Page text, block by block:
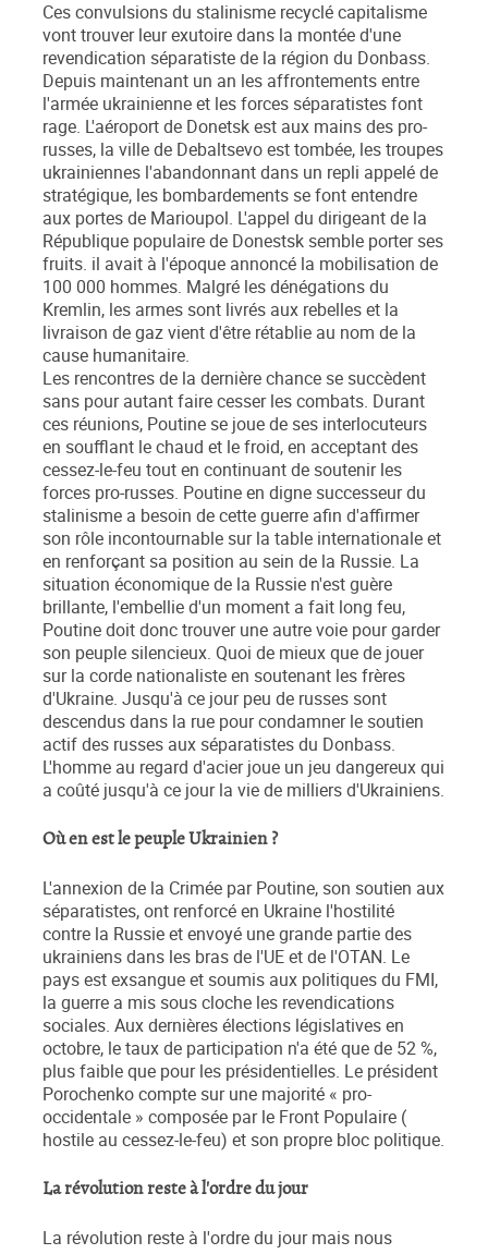
Ces convulsions du stalinisme recyclé capitalisme
vont trouver leur exutoire dans la montée d'une
revendication séparatiste de la région du Donbass.
Depuis maintenant un an les affrontements entre
l'armée ukrainienne et les forces séparatistes font
rage. L'aéroport de Donetsk est aux mains des pro-
russes, la ville de Debaltsevo est tombée, les troupes
ukrainiennes l'abandonnant dans un repli appelé de
stratégique, les bombardements se font entendre
aux portes de Marioupol. L'appel du dirigeant de la
République populaire de Donestsk semble porter ses
fruits. il avait à l'époque annoncé la mobilisation de
100 000 hommes. Malgré les dénégations du
Kremlin, les armes sont livrés aux rebelles et la
livraison de gaz vient d'être rétablie au nom de la
cause humanitaire.
Les rencontres de la dernière chance se succèdent
sans pour autant faire cesser les combats. Durant
ces réunions, Poutine se joue de ses interlocuteurs
en soufflant le chaud et le froid, en acceptant des
cessez-le-feu tout en continuant de soutenir les
forces pro-russes. Poutine en digne successeur du
stalinisme a besoin de cette guerre afin d'affirmer
son rôle incontournable sur la table internationale et
en renforçant sa position au sein de la Russie. La
situation économique de la Russie n'est guère
brillante, l'embellie d'un moment a fait long feu,
Poutine doit donc trouver une autre voie pour garder
son peuple silencieux. Quoi de mieux que de jouer
sur la corde nationaliste en soutenant les frères
d'Ukraine. Jusqu'à ce jour peu de russes sont
descendus dans la rue pour condamner le soutien
actif des russes aux séparatistes du Donbass.
L'homme au regard d'acier joue un jeu dangereux qui
a coûté jusqu'à ce jour la vie de milliers d'Ukrainiens.
Où en est le peuple Ukrainien ?
L'annexion de la Crimée par Poutine, son soutien aux
séparatistes, ont renforcé en Ukraine l'hostilité
contre la Russie et envoyé une grande partie des
ukrainiens dans les bras de l'UE et de l'OTAN. Le
pays est exsangue et soumis aux politiques du FMI,
la guerre a mis sous cloche les revendications
sociales. Aux dernières élections législatives en
octobre, le taux de participation n'a été que de 52 %,
plus faible que pour les présidentielles. Le président
Porochenko compte sur une majorité « pro-
occidentale » composée par le Front Populaire (
hostile au cessez-le-feu) et son propre bloc politique.
La révolution reste à l'ordre du jour
La révolution reste à l'ordre du jour mais nous